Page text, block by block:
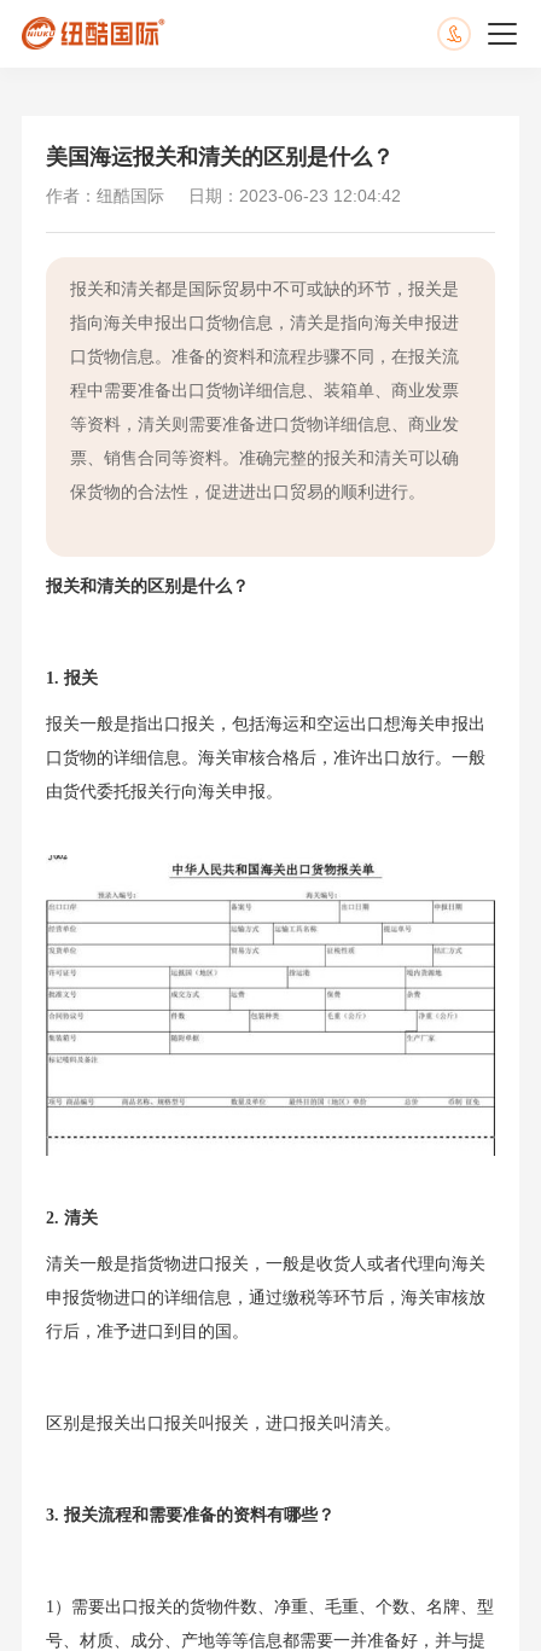
美国海运报关和清关的区别是什么？
作者：纽酷国际 日期：2023-06-23 12:04:42
报关和清关都是国际贸易中不可或缺的环节，报关是
指向海关申报出口货物信息，清关是指向海关申报进
口货物信息。准备的资料和流程步骤不同，在报关流
程中需要准备出口货物详细信息、装箱单、商业发票
等资料，清关则需要准备进口货物详细信息、商业发
票、销售合同等资料。准确完整的报关和清关可以确
保货物的合法性，促进进出口贸易的顺利进行。
报关和清关的区别是什么？
1. 报关
报关一般是指出口报关，包括海运和空运出口想海关申报出
口货物的详细信息。海关审核合格后，准许出口放行。一般
由货代委托报关行向海关申报。
2. 清关
清关一般是指货物进口报关，一般是收货人或者代理向海关
申报货物进口的详细信息，通过缴税等环节后，海关审核放
行后，准予进口到目的国。
区别是报关出口报关叫报关，进口报关叫清关。
3. 报关流程和需要准备的资料有哪些？
1）需要出口报关的货物件数、净重、毛重、个数、名牌、型
号、材质、成分、产地等等信息都需要一并准备好，并与提